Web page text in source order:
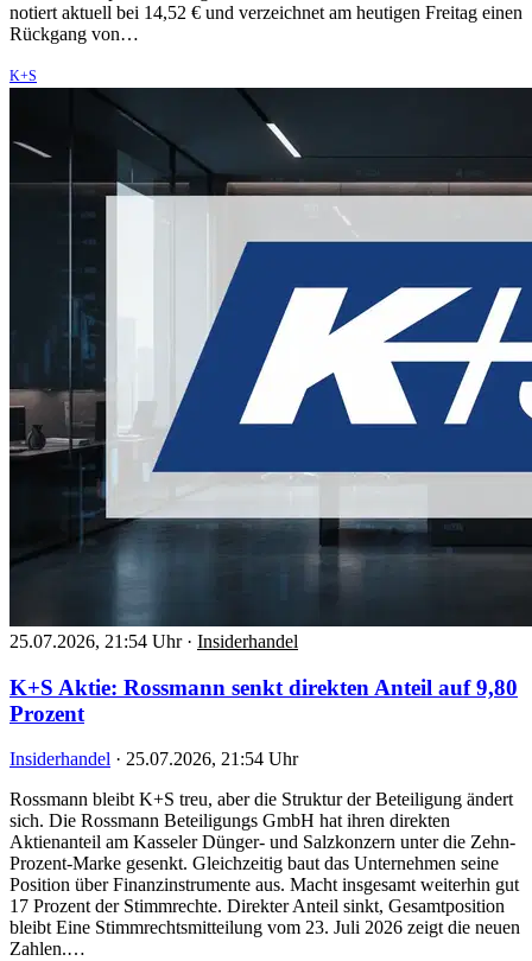
notiert aktuell bei 14,52 € und verzeichnet am heutigen Freitag einen
Rückgang von…
K+S
25.07.2026, 21:54 Uhr · Insiderhandel
K+S Aktie: Rossmann senkt direkten Anteil auf 9,80
Prozent
Insiderhandel · 25.07.2026, 21:54 Uhr
Rossmann bleibt K+S treu, aber die Struktur der Beteiligung ändert
sich. Die Rossmann Beteiligungs GmbH hat ihren direkten
Aktienanteil am Kasseler Dünger- und Salzkonzern unter die Zehn-
Prozent-Marke gesenkt. Gleichzeitig baut das Unternehmen seine
Position über Finanzinstrumente aus. Macht insgesamt weiterhin gut
17 Prozent der Stimmrechte. Direkter Anteil sinkt, Gesamtposition
bleibt Eine Stimmrechtsmitteilung vom 23. Juli 2026 zeigt die neuen
Zahlen.…